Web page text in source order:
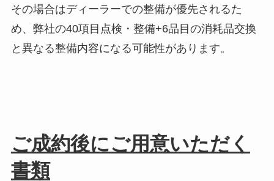
その場合はディーラーでの整備が優先されるた
め、弊社の40項目点検・整備+6品目の消耗品交換
と異なる整備内容になる可能性があります。
ご成約後にご用意いただく
書類